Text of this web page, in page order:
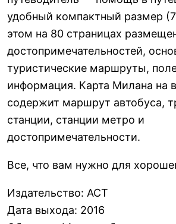
удобный компактный размер
этом на 80 страницах
достопримечательностей,
туристические маршруты,
информация. Карта Милана на
содержит маршрут автобуса,
станции, станции метро и
достопримечательности.
Все, что вам нужно для
Издательство: АСТ
Дата выхода: 2016